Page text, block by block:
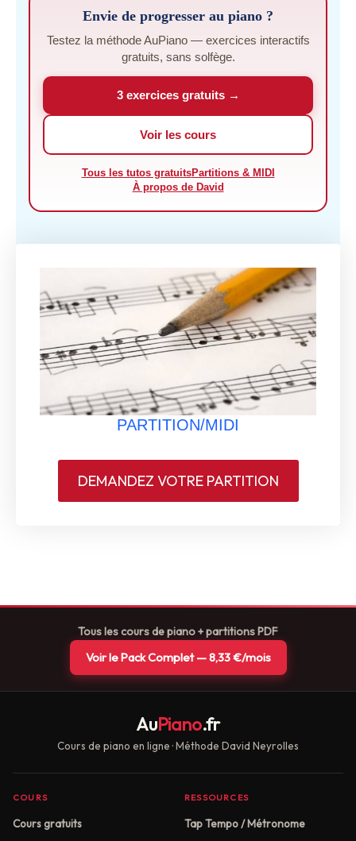
Envie de progresser au piano ?
Testez la méthode AuPiano — exercices interactifs
gratuits, sans solfège.
3 exercices gratuits →
Voir les cours
Tous les tutos gratuitsPartitions & MIDI
À propos de David
PARTITION/MIDI
DEMANDEZ VOTRE PARTITION
Tous les cours de piano + partitions PDF
Voir le Pack Complet — 8,33 €/mois
AuPiano.fr
Cours de piano en ligne · Méthode David Neyrolles
COURS
Cours gratuits
RESSOURCES
Tap Tempo / Métronome